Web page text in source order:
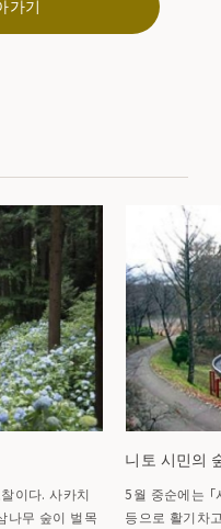
가기
. 사카치
나무 숲이 벌목
니토 시민의
5월 중순에는
등으로 활기차